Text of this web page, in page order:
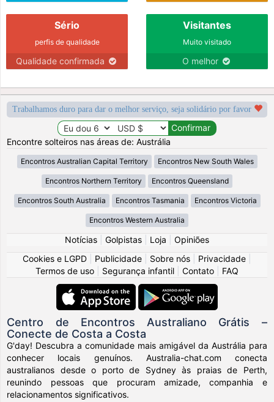
Sério
perfis de qualidade
Qualidade confirmada
Visitantes
Muito visitado
O melhor
Trabalhamos duro para dar o melhor serviço, seja solidário por favor
Encontre solteiros nas áreas de: Austrália
Encontros Australian Capital Territory Encontros New South Wales
Encontros Northern Territory Encontros Queensland
Encontros South Australia Encontros Tasmania Encontros Victoria
Encontros Western Australia
Notícias Golpistas Loja
Opiniões
Cookies e LGPD
Publicidade Sobre nós Privacidade
Termos de uso
Segurança infantil Contato FAQ
Centro de Encontros Australiano Grátis –
Conecte de Costa a Costa
G'day! Descubra a comunidade mais amigável da Austrália para
conhecer locais genuínos. Australia-chat.com conecta
australianos desde o porto de Sydney às praias de Perth,
reunindo pessoas que procuram amizade, companhia e
relacionamentos significativos.